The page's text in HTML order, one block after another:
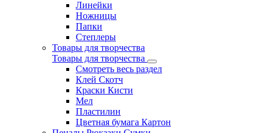
Линейки
Ножницы
Папки
Степлеры
Товары для творчества
Товары для творчества
Смотреть весь раздел
Клей Скотч
Краски Кисти
Мел
Пластилин
Цветная бумага Картон